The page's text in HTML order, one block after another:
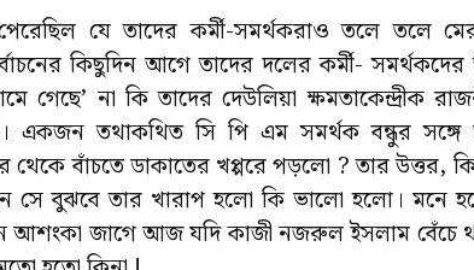
যে তাদের কর্মী-সমর্থকরাও তলে তলে
কিছুদিন আগে তাদের দলের কর্মী- সমর্থকদের
গেছে’ না কি তাদের দেউলিয়া ক্ষমতাকেন্দ্রীক
একজন তথাকথিত সি পি এম সমর্থক বন্ধুর সঙ্গে
বাঁচতে ডাকাতের খপ্পরে পড়লো ? তার উত্তর,
সে বুঝবে তার খারাপ হলো কি ভালো হলো। মনে
মনে আশংকা জাগে আজ যদি কাজী নজরুল ইসলাম বেঁচে